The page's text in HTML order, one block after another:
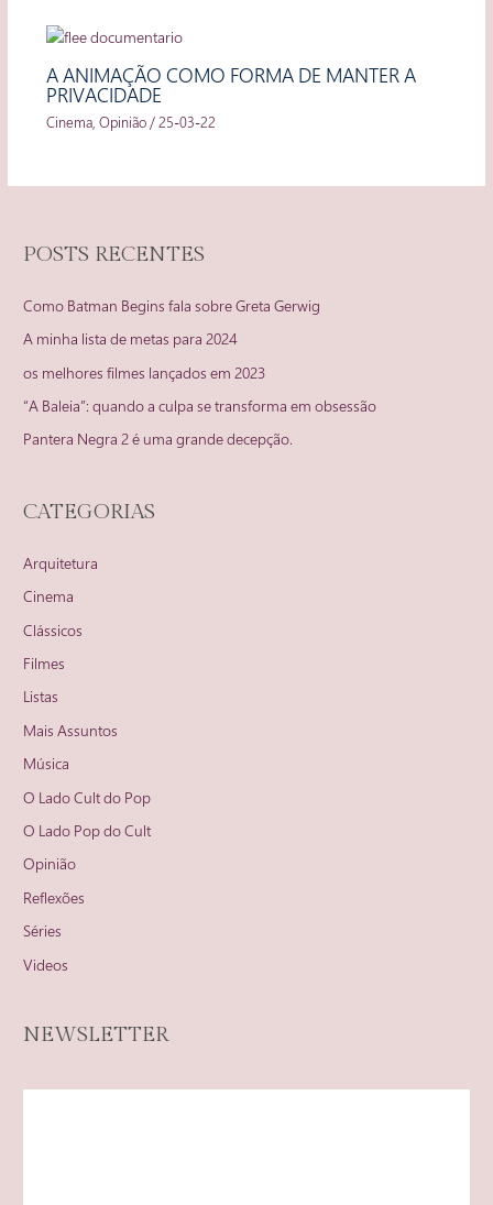
A ANIMAÇÃO COMO FORMA DE MANTER A
PRIVACIDADE
Cinema, Opinião/25-03-22
POSTS RECENTES
Como Batman Begins fala sobre Greta Gerwig
A minha lista de metas para 2024
os melhores filmes lançados em 2023
“A Baleia”: quando a culpa se transforma em obsessão
Pantera Negra 2 é uma grande decepção.
CATEGORIAS
Arquitetura
Cinema
Clássicos
Filmes
Listas
Mais Assuntos
Música
O Lado Cult do Pop
O Lado Pop do Cult
Opinião
Reflexões
Séries
Videos
NEWSLETTER